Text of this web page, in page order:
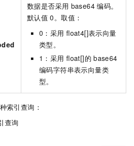
数据是否采用 base64 编码。
默认值 0。取值：
0：采用 float4[]表示向量
类型。
1：采用 float[]的 base64
编码字符串表示向量类
型。
索引查询：
查询